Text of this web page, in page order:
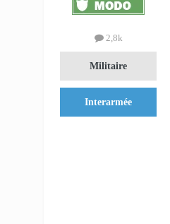
2,8k
Militaire
Interarmée